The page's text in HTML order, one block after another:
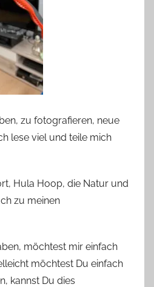
zu fotografieren, neue
lese viel und teile mich
Hula Hoop, die Natur und
zu meinen
möchtest mir einfach
möchtest Du einfach
kannst Du dies